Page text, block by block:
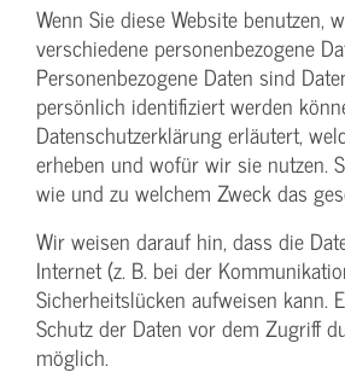
Wenn Sie diese Website benutzen,
verschiedene personenbezogene
Personenbezogene Daten sind
persönlich identifiziert werden
Datenschutzerklärung erläutert,
erheben und wofür wir sie nutzen.
wie und zu welchem Zweck das
Wir weisen darauf hin, dass die
Internet (z. B. bei der
Sicherheitslücken aufweisen kann.
Schutz der Daten vor dem Zugriff
möglich.